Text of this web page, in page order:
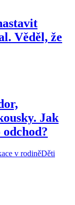
Věděl, že
Jak
v rodiněDěti